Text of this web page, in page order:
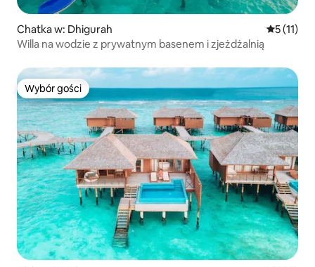
Chatka w: Dhigurah Średnia
5 (11)
Willa na wodzie z prywatnym basenem i zjeżdżalnią
Wybór gości
Wybór gości